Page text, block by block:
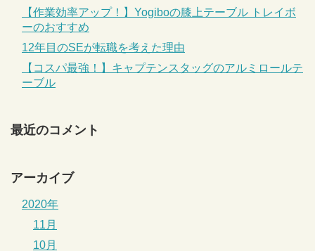
【作業効率アップ！】Yogiboの膝上テーブル トレイボ
ーのおすすめ
12年目のSEが転職を考えた理由
【コスパ最強！】キャプテンスタッグのアルミロールテ
ーブル
最近のコメント
アーカイブ
2020年
11月
10月